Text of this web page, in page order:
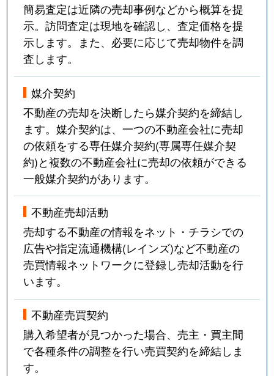
簡易査定は近隣の売却事例などから概算を提
示。訪問査定は現地を確認し、査定価格を提
示します。また、必要に応じて売却物件を調
査します。
媒介契約
不動産の売却を決断したら媒介契約を締結し
ます。媒介契約は、一つの不動産会社に売却
の依頼をする専任媒介契約(専属専任媒介契
約)と複数の不動産会社に売却の依頼ができる
一般媒介契約があります。
不動産売却活動
売却する不動産の情報をネット・チラシでの
広告や指定流通機構(レインズ)など不動産の
売買情報ネットワークに登録し売却活動を行
います。
不動産売買契約
購入希望者が見つかった場合、売主・買主間
で各種条件の調整を行い売買契約を締結しま
す。